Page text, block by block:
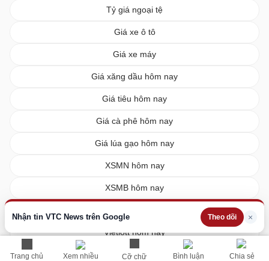
Trang chủ Xem nhiều Cỡ chữ Bình luận Chia sẻ
Nhận tin VTC News trên Google Theo dõi ×
Tỷ giá ngoại tệ
Giá xe ô tô
Giá xe máy
Giá xăng dầu hôm nay
Giá tiêu hôm nay
Giá cà phê hôm nay
Giá lúa gạo hôm nay
XSMN hôm nay
XSMB hôm nay
Vietlott hôm nay